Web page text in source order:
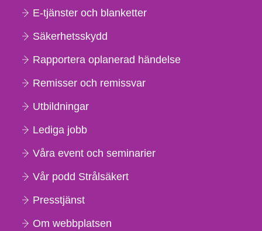
E-tjänster och blanketter
Säkerhetsskydd
Rapportera oplanerad händelse
Remisser och remissvar
Utbildningar
Lediga jobb
Våra event och seminarier
Vår podd Strålsäkert
Presstjänst
Om webbplatsen